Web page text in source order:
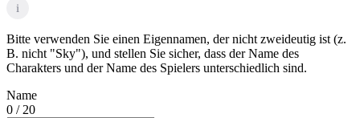
i
Bitte verwenden Sie einen Eigennamen, der nicht zweideutig ist (z.
B. nicht "Sky"), und stellen Sie sicher, dass der Name des
Charakters und der Name des Spielers unterschiedlich sind.
Name
0 / 20